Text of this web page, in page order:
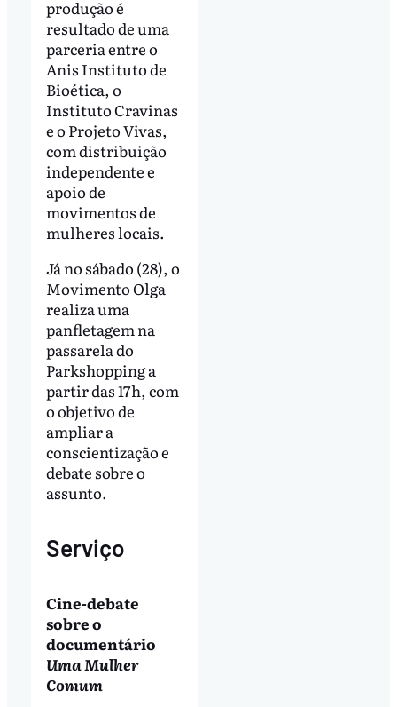
produção é
resultado de uma
parceria entre o
Anis Instituto de
Bioética, o
Instituto Cravinas
e o Projeto Vivas,
com distribuição
independente e
apoio de
movimentos de
mulheres locais.
Já no sábado (28), o
Movimento Olga
realiza uma
panfletagem na
passarela do
Parkshopping a
partir das 17h, com
o objetivo de
ampliar a
conscientização e
debate sobre o
assunto.
Serviço
Cine-debate
sobre o
documentário
Uma Mulher
Comum